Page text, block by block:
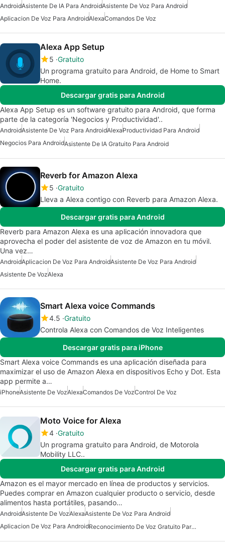
AndroidAsistente De IA Para AndroidAsistente De Voz Para Android
Aplicacion De Voz Para AndroidAlexaComandos De Voz
Alexa App Setup
5 Gratuito
Un programa gratuito para Android, de Home to Smart
Home.
Descargar gratis para Android
Alexa App Setup es un software gratuito para Android, que forma
parte de la categoría 'Negocios y Productividad'..
AndroidAsistente De Voz Para AndroidAlexaProductividad Para Android
Negocios Para AndroidAsistente De IA Gratuito Para Android
Reverb for Amazon Alexa
5 Gratuito
Lleva a Alexa contigo con Reverb para Amazon Alexa.
Descargar gratis para Android
Reverb para Amazon Alexa es una aplicación innovadora que
aprovecha el poder del asistente de voz de Amazon en tu móvil.
Una vez…
AndroidAplicacion De Voz Para AndroidAsistente De Voz Para Android
Asistente De VozAlexa
Smart Alexa voice Commands
4.5 Gratuito
Controla Alexa con Comandos de Voz Inteligentes
Descargar gratis para iPhone
Smart Alexa voice Commands es una aplicación diseñada para
maximizar el uso de Amazon Alexa en dispositivos Echo y Dot. Esta
app permite a…
iPhoneAsistente De VozAlexaComandos De VozControl De Voz
Moto Voice for Alexa
4 Gratuito
Un programa gratuito para Android, de Motorola
Mobility LLC..
Descargar gratis para Android
Amazon es el mayor mercado en línea de productos y servicios.
Puedes comprar en Amazon cualquier producto o servicio, desde
alimentos hasta portátiles, pasando…
AndroidAsistente De VozAlexaAsistente De Voz Para Android
Aplicacion De Voz Para Android
Reconocimiento De Voz Gratuito Para Android